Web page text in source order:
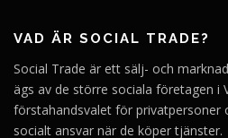
VAD ÄR SOCIAL TRADE?
Social Trade är ett sälj- och
ägs av de större sociala företagen i
förstahandsvalet för privatpersoner
socialt ansvar när de köper tjänster.